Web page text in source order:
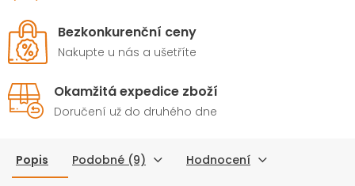
Bezkonkurenční ceny
Nakupte u nás a ušetříte
Okamžitá expedice zboží
Doručení už do druhého dne
Popis Podobné (9) Hodnocení